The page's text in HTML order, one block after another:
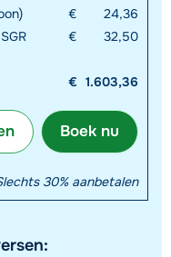
€
24,36
€ 32,50
€ 1.603,36
Boek nu
30% aanbetalen